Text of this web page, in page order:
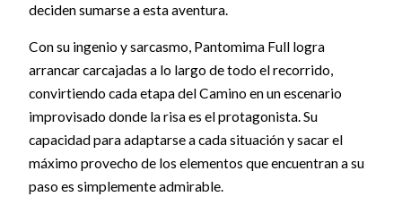
deciden sumarse a esta aventura.
Con su ingenio y sarcasmo, Pantomima Full logra
arrancar carcajadas a lo largo de todo el recorrido,
convirtiendo cada etapa del Camino en un escenario
improvisado donde la risa es el protagonista. Su
capacidad para adaptarse a cada situación y sacar el
máximo provecho de los elementos que encuentran a su
paso es simplemente admirable.